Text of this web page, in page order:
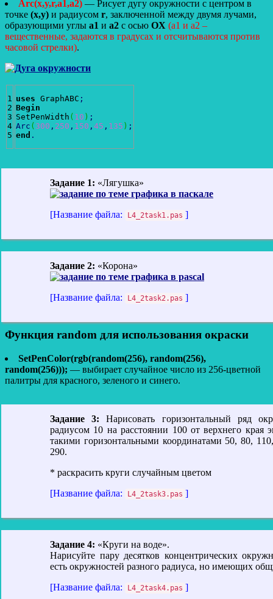
Arc(x,y,r,a1,a2) — Рисует дугу окружности с центром в
точке (x,y) и радиусом r, заключенной между двумя лучами,
образующими углы a1 и a2 с осью OX (a1 и a2 –
вещественные, задаются в градусах и отсчитываются против
часовой стрелки).
1
2
3
4
uses GraphABC ;
Begin
SetPenWidth ( 10 ) ;
Arc ( 300 , 250 , 150 , 45 , 135 ) ;
end .
Задание 1: «Лягушка»
[Название файла: L4_2task1.pas ]
Задание 2: «Корона»
[Название файла: L4_2task2.pas ]
Функция random для использования окраски
SetPenColor(rgb(random(256), random(256),
random(256))); — выбирает случайное число из 256-цветной
палитры для красного, зеленого и синего.
Задание 3: Нарисовать горизонтальный ряд
радиусом 10 на расстоянии 100 от верхнего края
такими горизонтальными координатами 50, 80,
290.
* раскрасить круги случайным цветом
[Название файла:
L4_2task3.pas ]
Задание 4: «Круги на воде».
Нарисуйте пару десятков концентрических
есть окружностей разного радиуса, но имеющих
[Название файла:
L4_2task4.pas ]